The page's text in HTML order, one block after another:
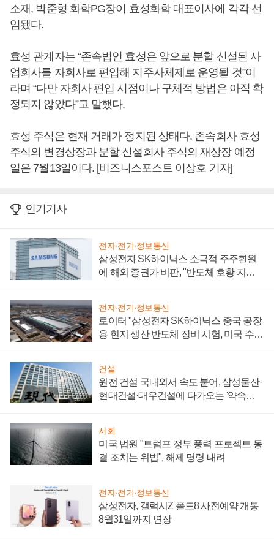
소재, 박준형 화학PG장이 효성화학 대표이사에 각각 선
임됐다.
효성 관계자는 “존속법인 효성은 앞으로 분할 신설된 사
업회사를 자회사로 편입해 지주사체제로 운영될 것”이
라며 “다만 자회사 편입 시점이나 구체적 방법은 아직 확
정되지 않았다”고 말했다.
효성 주식은 현재 거래가 정지된 상태다. 존속회사 효성
주식의 변경상장과 분할 신설회사 주식의 재상장 예정
일은 7월13일이다. [비즈니스포스트 이상호 기자]
인기기사
전자·전기·정보통신
삼성전자 SK하이닉스 소극적 주주환원
에 해외 증권가 비판, "반도체 호황 지속
전자·전기·정보통신
로이터 "삼성전자 SK하이닉스 중국 공장
용 현지 생산 반도체 장비 시험, 미국 수출
건설
원전 건설 국내외서 속도 붙어, 삼성물산·
현대건설·대우건설에 다가오는 '약속의
사회
미국 법원 "트럼프 정부 풍력 프로젝트 동
결 조치는 위법", 해제 명령 내려
전자·전기·정보통신
삼성전자, 갤럭시Z 폴드8 사전예약 개통
8월31일까지 연장